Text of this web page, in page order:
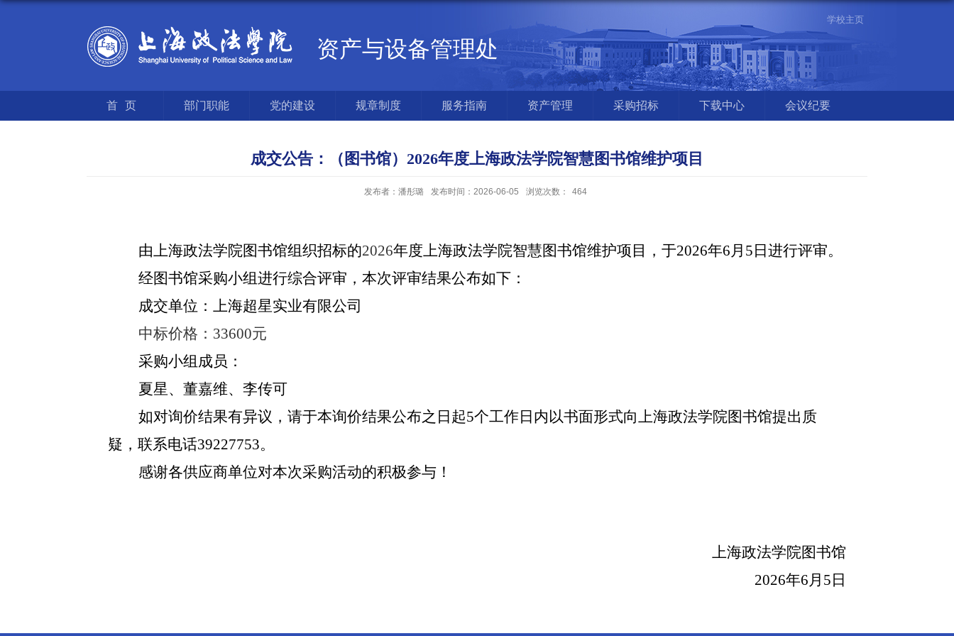
资产与设备管理处
学校主页
首页 部门职能 党的建设 规章制度 服务指南 资产管理 采购招标 下载中心 会议纪要
成交公告：（图书馆）2026年度上海政法学院智慧图书馆维护项目
发布者：潘彤璐 发布时间：2026-06-05 浏览次数： 464
由上海政法学院图书馆组织招标的2026年度上海政法学院智慧图书馆维护项目，于2026年6月 5 日进行评审。
经图书馆采购小组进行综合评审，本次评审结果公布如下：
成交单位： 上海超星实业有限公司
中标价格： 33600元
采购小组成员：
夏星、董嘉维、李传可
如对询价结果有异议，请于本询价结果公布之日起5个工作日内以书面形式向上海政法学院图书馆提出质
疑，联系电话39227753。
感谢各供应商单位对本次采购活动的积极参与！
上海政法学院图书馆
2026年6月 5 日